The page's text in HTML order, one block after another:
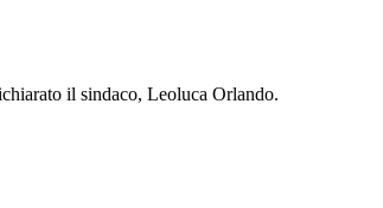
il sindaco, Leoluca Orlando.